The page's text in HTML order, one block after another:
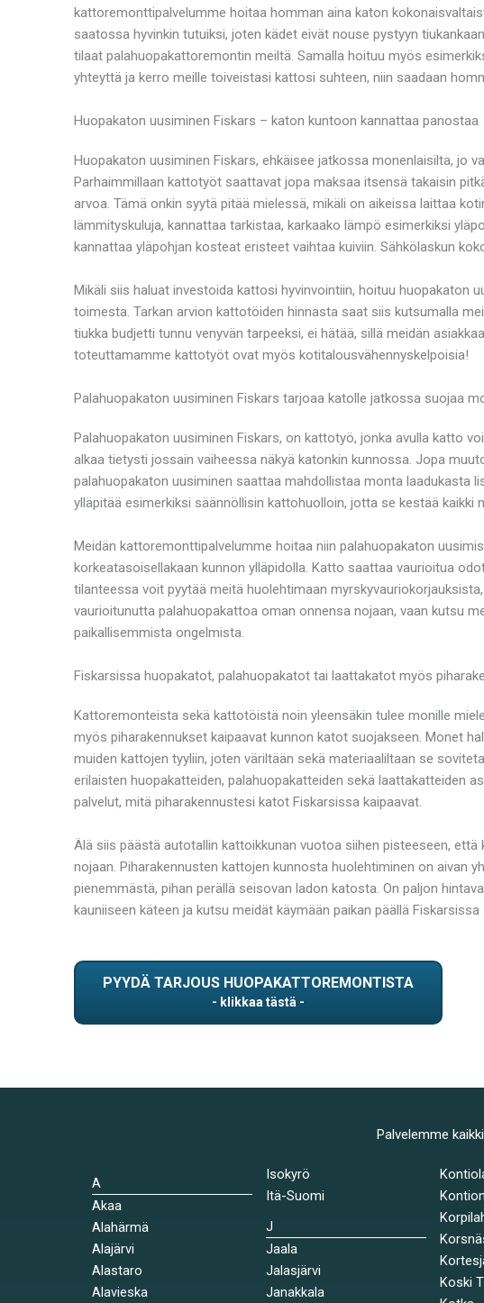
kattoremonttipalvelumme hoitaa homman aina katon
saatossa hyvinkin tutuiksi, joten kädet eivät nouse pystyyn
tilaat palahuopakattoremontin meiltä. Samalla hoituu myös
yhteyttä ja kerro meille toiveistasi kattosi suhteen, niin saadaan
Huopakaton uusiminen Fiskars – katon kuntoon kannattaa panostaa
Huopakaton uusiminen Fiskars, ehkäisee jatkossa monenlaisilta, jo
Parhaimmillaan kattotyöt saattavat jopa maksaa itsensä takaisin
arvoa. Tämä onkin syytä pitää mielessä, mikäli on aikeissa laittaa
lämmityskuluja, kannattaa tarkistaa, karkaako lämpö esimerkiksi
kannattaa yläpohjan kosteat eristeet vaihtaa kuiviin. Sähkölaskun
Mikäli siis haluat investoida kattosi hyvinvointiin, hoituu
toimesta. Tarkan arvion kattotöiden hinnasta saat siis kutsumalla
tiukka budjetti tunnu venyvän tarpeeksi, ei hätää, sillä meidän
toteuttamamme kattotyöt ovat myös kotitalousvähennyskelpoisia!
Palahuopakaton uusiminen Fiskars tarjoaa katolle jatkossa suojaa
Palahuopakaton uusiminen Fiskars, on kattotyö, jonka avulla katto
alkaa tietysti jossain vaiheessa näkyä katonkin kunnossa. Jopa
palahuopakaton uusiminen saattaa mahdollistaa monta laadukasta
ylläpitää esimerkiksi säännöllisin kattohuolloin, jotta se kestää kaikki
Meidän kattoremonttipalvelumme hoitaa niin palahuopakaton
korkeatasoisellakaan kunnon ylläpidolla. Katto saattaa vaurioitua
tilanteessa voit pyytää meitä huolehtimaan
vaurioitunutta palahuopakattoa oman onnensa nojaan, vaan kutsu
paikallisemmista ongelmista.
Fiskarsissa huopakatot, palahuopakatot tai laattakatot myös
Kattoremonteista sekä kattotöistä noin yleensäkin tulee monille
myös piharakennukset kaipaavat kunnon katot suojakseen. Monet
muiden kattojen tyyliin, joten väriltään sekä materiaaliltaan se
erilaisten huopakatteiden, palahuopakatteiden sekä laattakatteiden
palvelut, mitä piharakennustesi katot Fiskarsissa kaipaavat.
Älä siis päästä autotallin kattoikkunan vuotoa siihen pisteeseen,
nojaan. Piharakennusten kattojen kunnosta huolehtiminen on aivan
pienemmästä, pihan perällä seisovan ladon katosta. On paljon
kauniiseen käteen ja kutsu meidät käymään paikan päällä
PYYDÄ TARJOUS HUOPAKATTOREMONTISTA
Palvelemme
A
Akaa
Alahärmä
Alajärvi
Alastaro
Alavieska
Isokyrö
Itä-Suomi
J
Jaala
Jalasjärvi
Janakkala
Koski